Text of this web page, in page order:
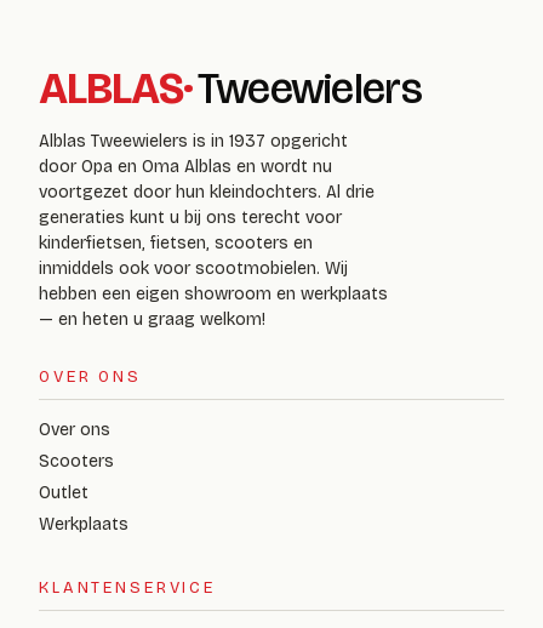
ALBLAS·Tweewielers
Alblas Tweewielers is in 1937 opgericht
door Opa en Oma Alblas en wordt nu
voortgezet door hun kleindochters. Al drie
generaties kunt u bij ons terecht voor
kinderfietsen, fietsen, scooters en
inmiddels ook voor scootmobielen. Wij
hebben een eigen showroom en werkplaats
— en heten u graag welkom!
OVER ONS
Over ons
Scooters
Outlet
Werkplaats
KLANTENSERVICE